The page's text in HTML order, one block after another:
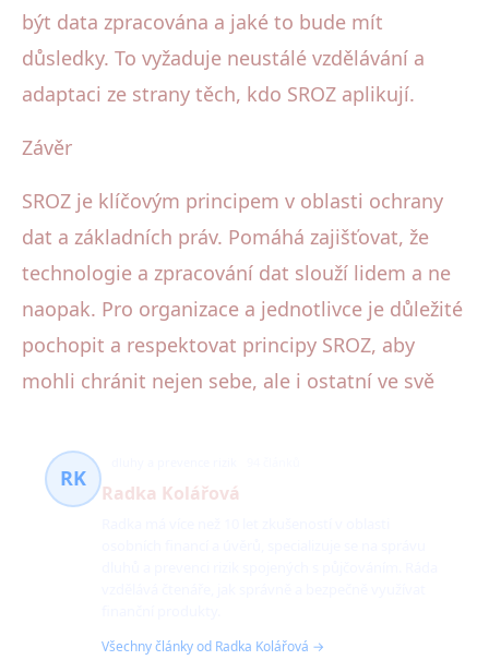
být data zpracována a jaké to bude mít
důsledky. To vyžaduje neustálé vzdělávání a
adaptaci ze strany těch, kdo SROZ aplikují.
Závěr
SROZ je klíčovým principem v oblasti ochrany
dat a základních práv. Pomáhá zajišťovat, že
technologie a zpracování dat slouží lidem a ne
naopak. Pro organizace a jednotlivce je důležité
pochopit a respektovat principy SROZ, aby
mohli chránit nejen sebe, ale i ostatní ve svě
RK
Radka Kolářová
Všechny články od Radka Kolářová →